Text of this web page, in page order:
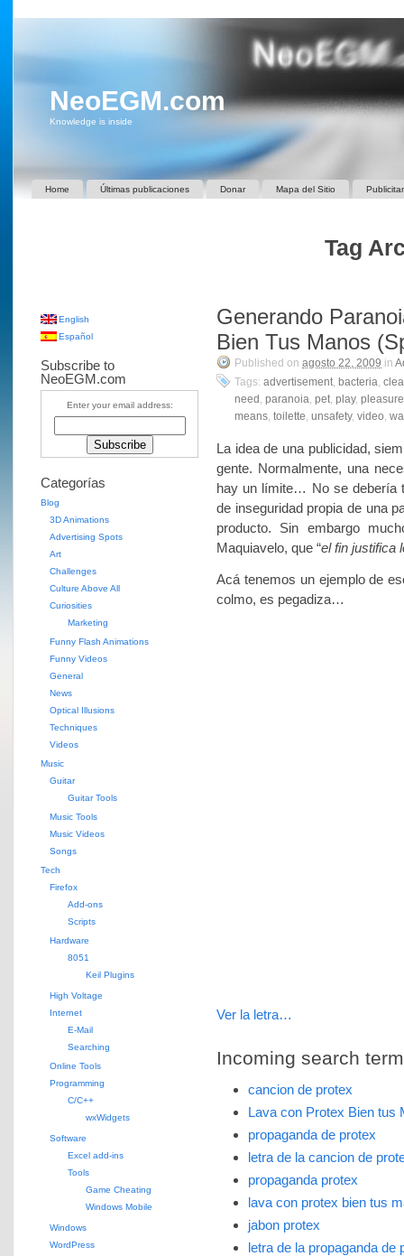
NeoEGM.com
Knowledge is inside
Home Últimas publicaciones Donar Mapa del Sitio
Tag
Generando
Bien Tus Manos
Published on agosto 22, 2009 in
Tags: advertisement, bacteria,
need , paranoia, pet, play, pleasure
means, toilette, unsafety, video,
La idea de una publicidad,
gente. Normalmente, una
hay un límite… No se debería
de inseguridad propia de una
producto. Sin embargo
Maquiavelo, que “el fin justifica
Acá tenemos un ejemplo de
colmo, es pegadiza…
Ver la letra…
Incoming search
cancion de protex
Lava con Protex Bien tus
propaganda de protex
letra de la cancion de
propaganda protex
lava con protex bien tus
jabon protex
letra de la propaganda de
English
Español
Subscribe to
NeoEGM.com
Enter your email address:
Categorías
Blog
3D Animations
Advertising Spots
Art
Challenges
Culture Above All
Curiosities
Marketing
Funny Flash Animations
Funny Videos
General
News
Optical Illusions
Techniques
Videos
Music
Guitar
Guitar Tools
Music Tools
Music Videos
Songs
Tech
Firefox
Add-ons
Scripts
Hardware
8051
Keil Plugins
High Voltage
Internet
E-Mail
Searching
Online Tools
Programming
C/C++
wxWidgets
Software
Excel add-ins
Tools
Game Cheating
Windows Mobile
Windows
WordPress